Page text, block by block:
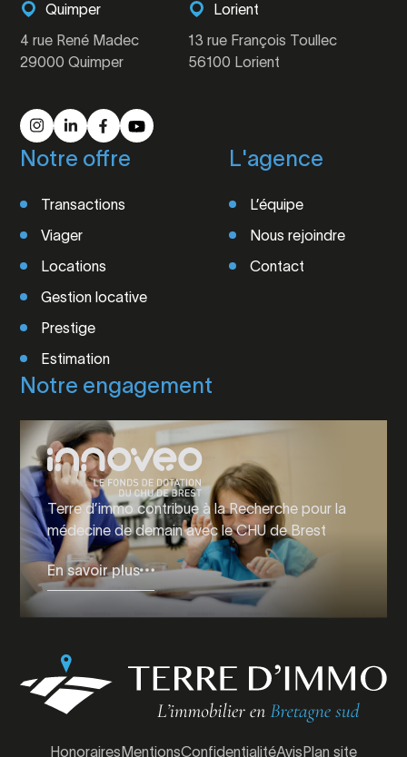
Quimper
4 rue René Madec
29000 Quimper
Lorient
13 rue François Toullec
56100 Lorient
Notre offre
Transactions
Viager
Locations
Gestion locative
Prestige
Estimation
L'agence
L’équipe
Nous rejoindre
Contact
Notre engagement
Terre d’immo contribue à la Recherche pour la
médecine de demain avec le CHU de Brest
En savoir plus
HonorairesMentionsConfidentialitéAvisPlan site